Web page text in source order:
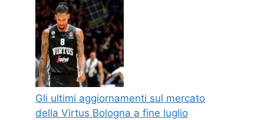
Gli ultimi aggiornamenti sul mercato
della Virtus Bologna a fine luglio